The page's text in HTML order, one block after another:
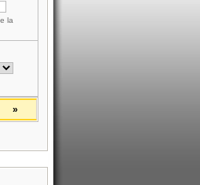
la
»